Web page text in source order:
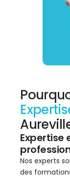
Expertise
Nos experts
des